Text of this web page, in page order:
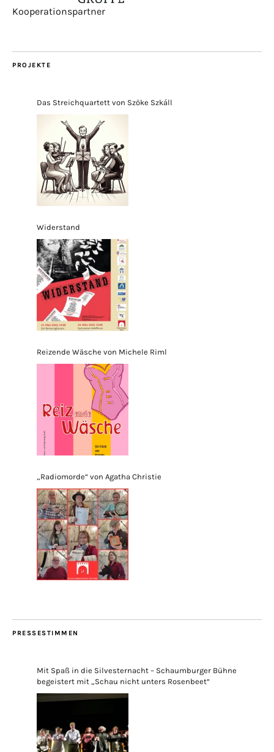
Kooperationspartner
PROJEKTE
Das Streichquartett von Szöke Szkáll
Widerstand
Reizende Wäsche von Michele Riml
„Radiomorde“ von Agatha Christie
PRESSESTIMMEN
Mit Spaß in die Silvesternacht – Schaumburger Bühne
begeistert mit „Schau nicht unters Rosenbeet“